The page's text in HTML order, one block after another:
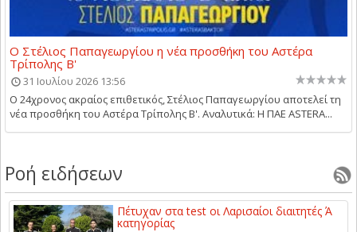
Ο Στέλιος Παπαγεωργίου η νέα προσθήκη του Αστέρα
Τρίπολης Β'
31 Ιουλίου 2026 13:56
Ο 24χρονος ακραίος επιθετικός, Στέλιος Παπαγεωργίου αποτελεί τη
νέα προσθήκη του Αστέρα Τρίπολης Β'. Αναλυτικά: Η ΠΑΕ ASTERA...
Ροή ειδήσεων
Πέτυχαν στα test οι Λαρισαίοι διαιτητές Ά
κατηγορίας